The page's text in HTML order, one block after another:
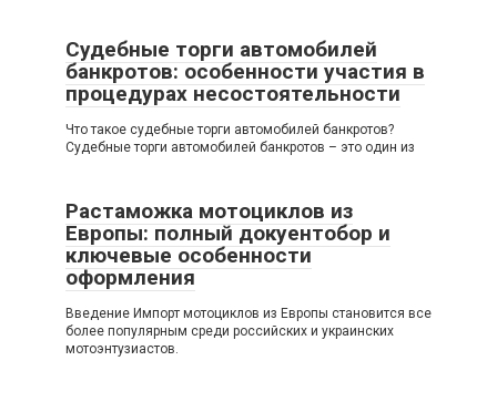
Судебные торги автомобилей
банкротов: особенности участия в
процедурах несостоятельности
Что такое судебные торги автомобилей банкротов?
Судебные торги автомобилей банкротов – это один из
Растаможка мотоциклов из
Европы: полный докуентобор и
ключевые особенности
оформления
Введение Импорт мотоциклов из Европы становится все
более популярным среди российских и украинских
мотоэнтузиастов.